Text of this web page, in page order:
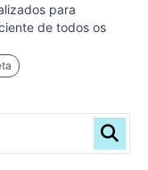
para
de todos os